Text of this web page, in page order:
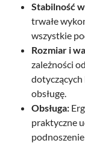
Stabilność
trwałe
wszystkie
Rozmiar i
zależności
dotyczących
obsługę.
Obsługa:
praktyczne